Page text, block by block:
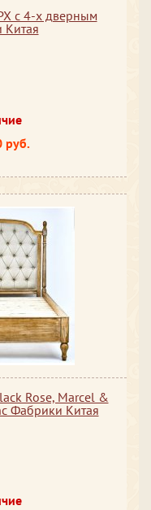
с 4-х дверным
руб.
Rose, Marcel &
Фабрики Китая